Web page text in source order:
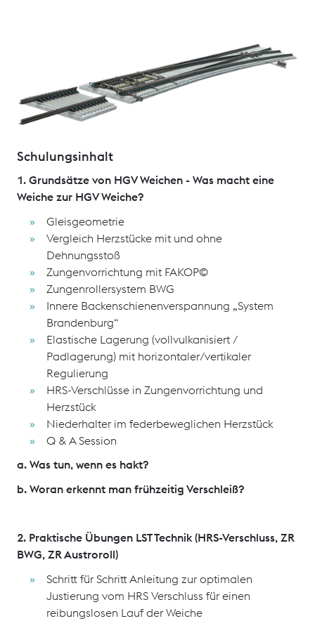
befähigt, die bautechnischen Besonderheiten und
Wartungsanforderungen der BWG Sonderbauformen
sowohl im Schotteroberbau als auch in Fester
Fahrbahn fachgerecht zu beurteilen und in der Praxis
anzuwenden.
Schulungsinhalt
1. Grundsätze von HGV Weichen - Was macht eine
Weiche zur HGV Weiche?
Gleisgeometrie
Vergleich Herzstücke mit und ohne
Dehnungsstoß
Zungenvorrichtung mit FAKOP©
Zungenrollersystem BWG
Innere Backenschienenverspannung „System
Brandenburg“
Elastische Lagerung (vollvulkanisiert /
Padlagerung) mit horizontaler/vertikaler
Regulierung
HRS-Verschlüsse in Zungenvorrichtung und
Herzstück
Niederhalter im federbeweglichen Herzstück
Q & A Session
a. Was tun, wenn es hakt?
b. Woran erkennt man frühzeitig Verschleiß?
2. Praktische Übungen LST Technik (HRS-Verschluss, ZR
BWG, ZR Austroroll)
Schritt für Schritt Anleitung zur optimalen
Justierung vom HRS Verschluss für einen
reibungslosen Lauf der Weiche